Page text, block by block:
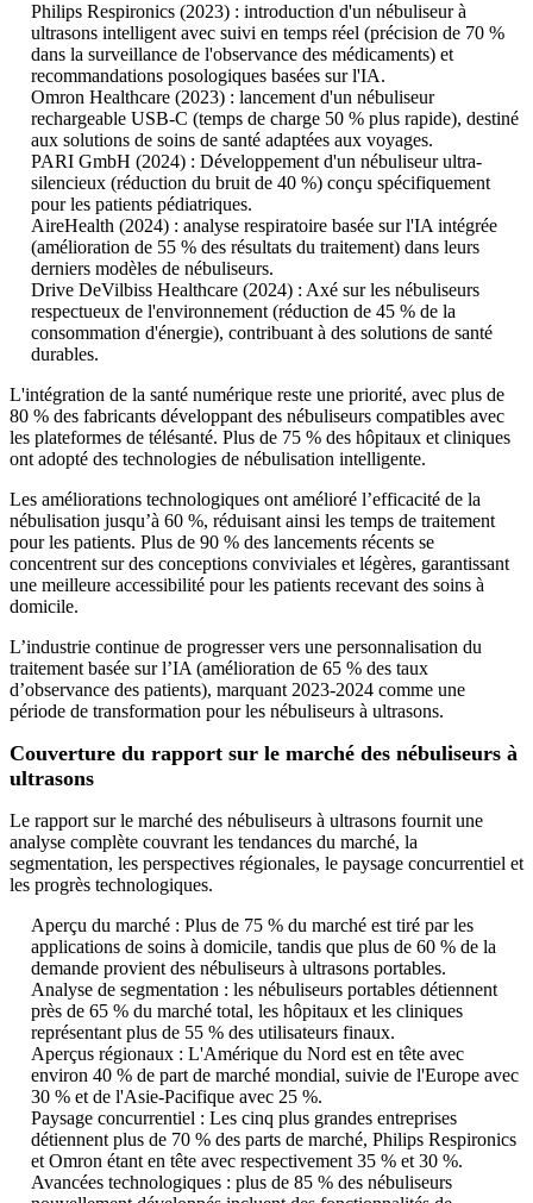
Philips Respironics (2023) : introduction d'un nébuliseur à
ultrasons intelligent avec suivi en temps réel (précision de 70 %
dans la surveillance de l'observance des médicaments) et
recommandations posologiques basées sur l'IA.
Omron Healthcare (2023) : lancement d'un nébuliseur
rechargeable USB-C (temps de charge 50 % plus rapide), destiné
aux solutions de soins de santé adaptées aux voyages.
PARI GmbH (2024) : Développement d'un nébuliseur ultra-
silencieux (réduction du bruit de 40 %) conçu spécifiquement
pour les patients pédiatriques.
AireHealth (2024) : analyse respiratoire basée sur l'IA intégrée
(amélioration de 55 % des résultats du traitement) dans leurs
derniers modèles de nébuliseurs.
Drive DeVilbiss Healthcare (2024) : Axé sur les nébuliseurs
respectueux de l'environnement (réduction de 45 % de la
consommation d'énergie), contribuant à des solutions de santé
durables.
L'intégration de la santé numérique reste une priorité, avec plus de
80 % des fabricants développant des nébuliseurs compatibles avec
les plateformes de télésanté. Plus de 75 % des hôpitaux et cliniques
ont adopté des technologies de nébulisation intelligente.
Les améliorations technologiques ont amélioré l’efficacité de la
nébulisation jusqu’à 60 %, réduisant ainsi les temps de traitement
pour les patients. Plus de 90 % des lancements récents se
concentrent sur des conceptions conviviales et légères, garantissant
une meilleure accessibilité pour les patients recevant des soins à
domicile.
L’industrie continue de progresser vers une personnalisation du
traitement basée sur l’IA (amélioration de 65 % des taux
d’observance des patients), marquant 2023-2024 comme une
période de transformation pour les nébuliseurs à ultrasons.
Couverture du rapport sur le marché des nébuliseurs à
ultrasons
Le rapport sur le marché des nébuliseurs à ultrasons fournit une
analyse complète couvrant les tendances du marché, la
segmentation, les perspectives régionales, le paysage concurrentiel et
les progrès technologiques.
Aperçu du marché : Plus de 75 % du marché est tiré par les
applications de soins à domicile, tandis que plus de 60 % de la
demande provient des nébuliseurs à ultrasons portables.
Analyse de segmentation : les nébuliseurs portables détiennent
près de 65 % du marché total, les hôpitaux et les cliniques
représentant plus de 55 % des utilisateurs finaux.
Aperçus régionaux : L'Amérique du Nord est en tête avec
environ 40 % de part de marché mondial, suivie de l'Europe avec
30 % et de l'Asie-Pacifique avec 25 %.
Paysage concurrentiel : Les cinq plus grandes entreprises
détiennent plus de 70 % des parts de marché, Philips Respironics
et Omron étant en tête avec respectivement 35 % et 30 %.
Avancées technologiques : plus de 85 % des nébuliseurs